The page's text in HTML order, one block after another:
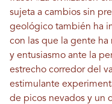
sujeta a cambios sin
geológico también ha
con las que la gente ha
y entusiasmo ante la
estrecho corredor del
estimulante
de picos nevados y un